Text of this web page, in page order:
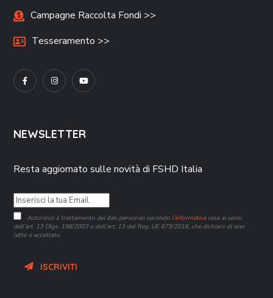
Campagne Raccolta Fondi >>
Tesseramento >>
NEWSLETTER
Resta aggiornato sulle novità di FSHD Italia
Autorizzo il trattamento dei dati personali secondo l’informativaresa ai sensi
dell’art. 13 Dlgs. 196/2003 e dell’art. 13 del Reg. UE 679/2016, che dichiaro di aver
letto e accettato.
ISCRIVITI